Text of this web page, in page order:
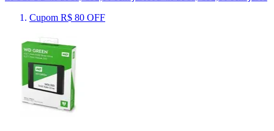
Cupom R$ 80 OFF